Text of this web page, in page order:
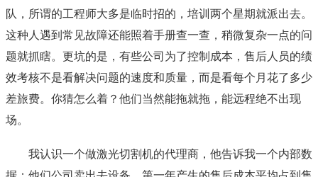
队，所谓的工程师大多是临时招的，培训两个星期就派出去。
这种人遇到常见故障还能照着手册查一查，稍微复杂一点的问
题就抓瞎。更坑的是，有些公司为了控制成本，售后人员的绩
效考核不是看解决问题的速度和质量，而是看每个月花了多少
差旅费。你猜怎么着？他们当然能拖就拖，能远程绝不出现
场。
我认识一个做激光切割机的代理商，他告诉我一个内部数